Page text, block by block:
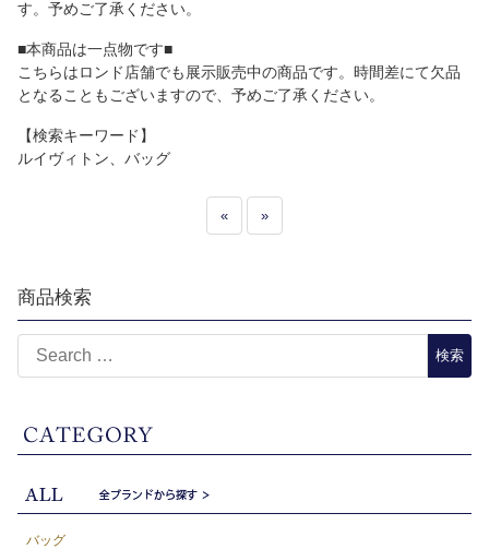
す。予めご了承ください。
■本商品は一点物です■
こちらはロンド店舗でも展示販売中の商品です。時間差にて欠品
となることもございますので、予めご了承ください。
【検索キーワード】
ルイヴィトン、バッグ
« »
商品検索
バッグ